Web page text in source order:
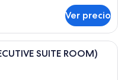
Ver precio
sala de estar moderna con una
SUITE ROOM)